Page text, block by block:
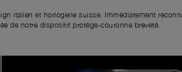
italien et horlogerie suisse. Immédiatement
de notre dispositif protège-couronne breveté.